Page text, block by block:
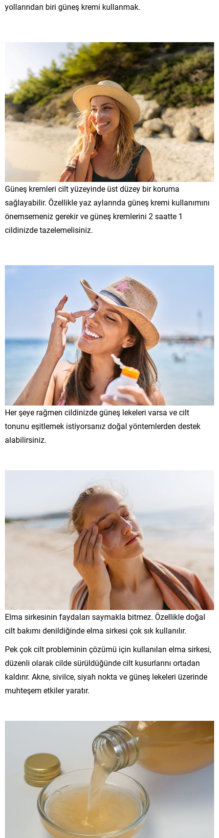
yollarından biri güneş kremi kullanmak.
Güneş kremleri cilt yüzeyinde üst düzey bir koruma
sağlayabilir. Özellikle yaz aylarında güneş kremi kullanımını
önemsemeniz gerekir ve güneş kremlerini 2 saatte 1
cildinizde tazelemelisiniz.
Her şeye rağmen cildinizde güneş lekeleri varsa ve cilt
tonunu eşitlemek istiyorsanız doğal yöntemlerden destek
alabilirsiniz.
Elma sirkesinin faydaları saymakla bitmez. Özellikle doğal
cilt bakımı denildiğinde elma sirkesi çok sık kullanılır.
Pek çok cilt probleminin çözümü için kullanılan elma sirkesi,
düzenli olarak cilde sürüldüğünde cilt kusurlarını ortadan
kaldırır. Akne, sivilce, siyah nokta ve güneş lekeleri üzerinde
muhteşem etkiler yaratır.